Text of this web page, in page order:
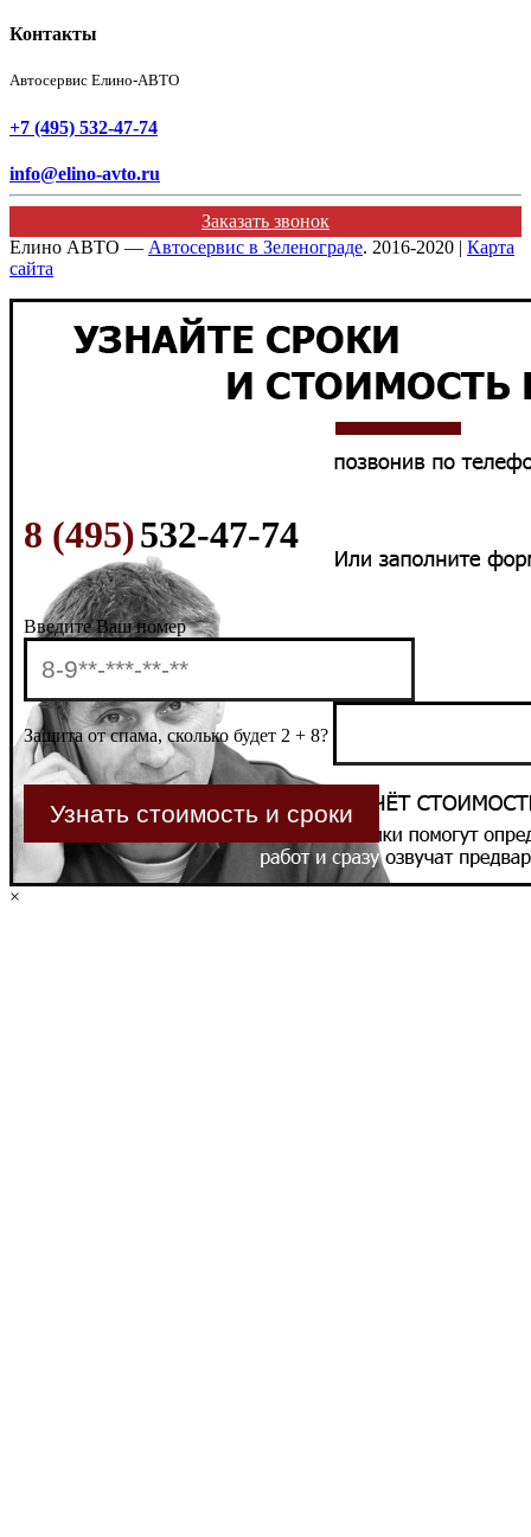
Контакты
Автосервис Елино-АВТО
+7 (495) 532-47-74
info@elino-avto.ru
Заказать звонок
Елино АВТО — Автосервис в Зеленограде. 2016-2020 | Карта
сайта
8 (495)532-47-74
Введите Ваш номер
Защита от спама, сколько будет 2 + 8?
×